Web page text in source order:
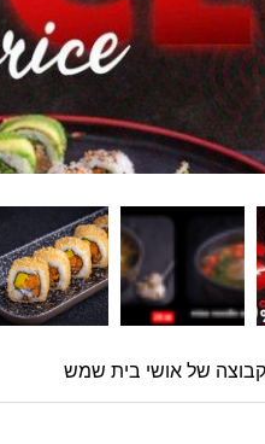
של אושי בית שמש